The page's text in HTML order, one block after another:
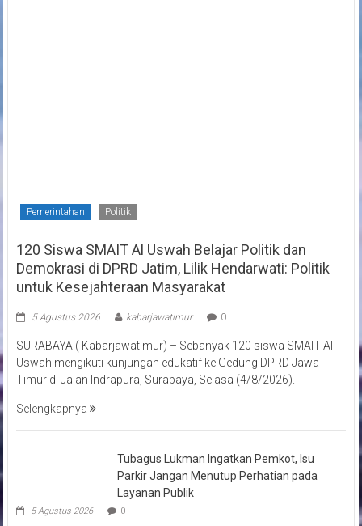
Pemerintahan Politik
120 Siswa SMAIT Al Uswah Belajar Politik dan
Demokrasi di DPRD Jatim, Lilik Hendarwati: Politik
untuk Kesejahteraan Masyarakat
5 Agustus 2026 kabarjawatimur 0
SURABAYA ( Kabarjawatimur) – Sebanyak 120 siswa SMAIT Al
Uswah mengikuti kunjungan edukatif ke Gedung DPRD Jawa
Timur di Jalan Indrapura, Surabaya, Selasa (4/8/2026).
Selengkapnya
Tubagus Lukman Ingatkan Pemkot, Isu
Parkir Jangan Menutup Perhatian pada
Layanan Publik
5 Agustus 2026 0